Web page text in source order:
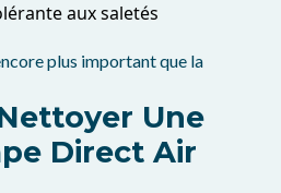
aux saletés
plus important que la
Une
Direct Air